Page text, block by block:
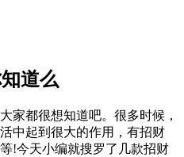
道么
都很想知道吧。很多时候，
中起到很大的作用，有招财
!今天小编就搜罗了几款招财